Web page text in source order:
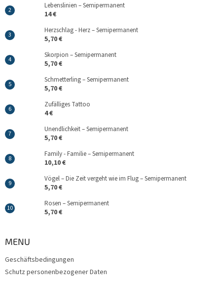
Lebenslinien – Semipermanent
14 €
Herzschlag - Herz – Semipermanent
5,70 €
Skorpion – Semipermanent
5,70 €
Schmetterling – Semipermanent
5,70 €
Zufälliges Tattoo
4 €
Unendlichkeit – Semipermanent
5,70 €
Family - Familie – Semipermanent
10,10 €
Vögel – Die Zeit vergeht wie im Flug – Semipermanent
5,70 €
Rosen – Semipermanent
5,70 €
MENU
Geschäftsbedingungen
Schutz personenbezogener Daten